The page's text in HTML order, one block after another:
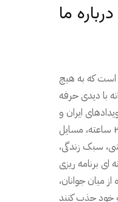
درباره ما
است که به هیچ
با دیدی حرفه
ایران و
خاورمیانه می پردازد.ترکیب اخبار ۲۴ ساعته، مسایل
سبک زندگی،
برنامه ریزی
میان جوانان،